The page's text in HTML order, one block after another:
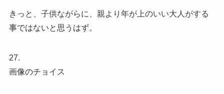
きっと、子供ながらに、親より年が上のいい大人がする
事ではないと思うはず。
27.
画像のチョイス